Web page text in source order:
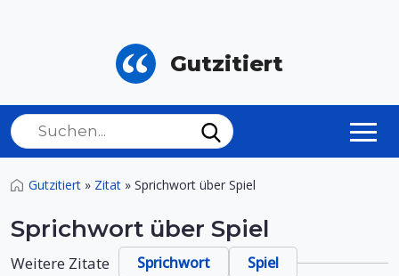
Gutzitiert
Gutzitiert » Zitat » Sprichwort über Spiel
Sprichwort über Spiel
Weitere Zitate Sprichwort Spiel